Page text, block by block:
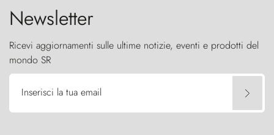
Newsletter
Ricevi aggiornamenti sulle ultime notizie, eventi e prodotti del
mondo SR
Inserisci la tua email